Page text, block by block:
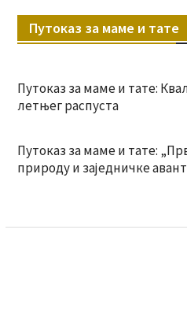
Путоказ за маме и тате
Путоказ за маме и тате:
летњег распуста
Путоказ за маме и тате:
природу и заједничке